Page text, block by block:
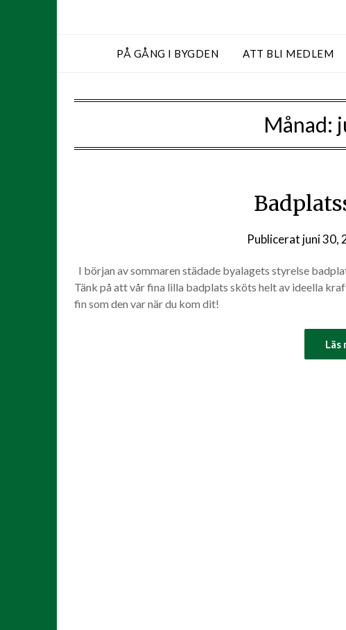
PÅ GÅNG I BYGDEN ATT BLI MEDLEM
Månad:
Publicerat juni 30,
I början av sommaren städade byalagets styrelse
Tänk på att vår fina lilla badplats sköts helt av ideella
fin som den var när du kom dit!
Läs